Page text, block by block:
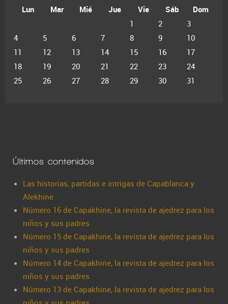
Lun
Mar Mié Jue Vie Sáb
Dom
1
2
3
4
5 6 7 8 9
10
11
12 13 14 15 16
17
18
19 20 21 22 23
24
25
26 27 28 29 30 31
Últimos contenidos
Las historias, partidas e intrigas de Capablanca y
Alekhine
Número 16 de Capakhine, la revista de ajedrez para los
niños y sus padres
Número 15 de Capakhine, la revista de ajedrez para los
niños y sus padres
Número 14 de Capakhine, la revista de ajedrez para los
niños y sus padres
Número 13 de Capakhine, la revista de ajedrez para los